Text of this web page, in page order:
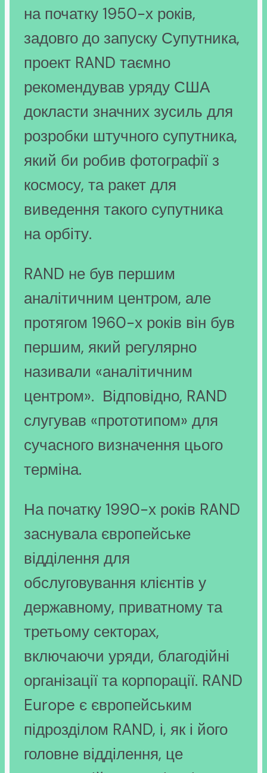
на початку 1950-х років,
задовго до запуску Супутника,
проект RAND таємно
рекомендував уряду США
докласти значних зусиль для
розробки штучного супутника,
який би робив фотографії з
космосу, та ракет для
виведення такого супутника
на орбіту.
RAND не був першим
аналітичним центром, але
протягом 1960-х років він був
першим, який регулярно
називали «аналітичним
центром». Відповідно, RAND
слугував «прототипом» для
сучасного визначення цього
терміна.
На початку 1990-х років RAND
заснувала європейське
відділення для
обслуговування клієнтів у
державному, приватному та
третьому секторах,
включаючи уряди, благодійні
організації та корпорації. RAND
Europe є європейським
підрозділом RAND, і, як і його
головне відділення, це